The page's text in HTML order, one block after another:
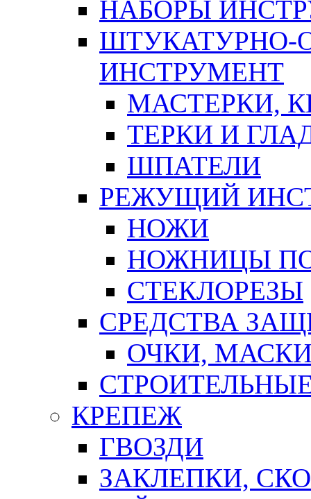
НАБОРЫ
ШТУКАТУРНО-
ИНСТРУМЕНТ
МАСТЕРКИ,
ТЕРКИ И
ШПАТЕЛИ
РЕЖУЩИЙ
НОЖИ
НОЖНИЦЫ
СТЕКЛОРЕЗЫ
СРЕДСТВА
ОЧКИ,
КРЕПЕЖ
ГВОЗДИ
ЗАКЛЕПКИ,